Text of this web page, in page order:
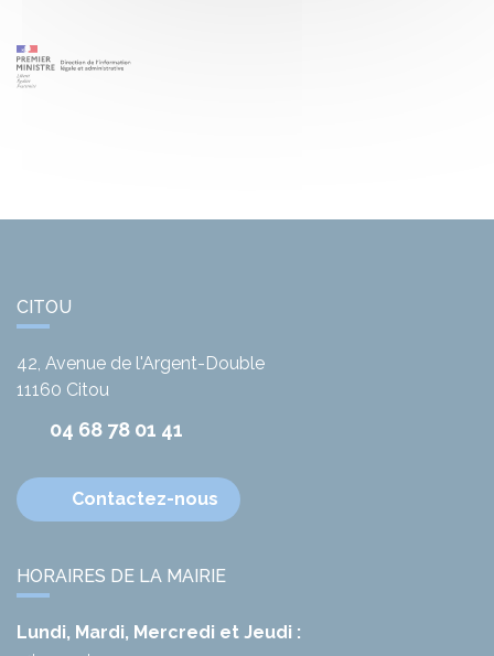
CITOU
42, Avenue de l'Argent-Double
11160 Citou
04 68 78 01 41
Contactez-nous
HORAIRES DE LA MAIRIE
Lundi, Mardi, Mercredi et Jeudi :